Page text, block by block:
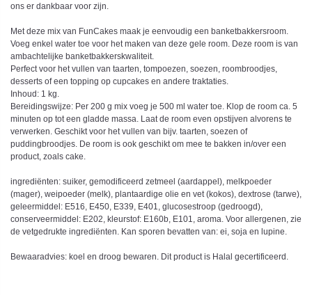
ons er dankbaar voor zijn.
Met deze mix van FunCakes maak je eenvoudig een banketbakkersroom.
Voeg enkel water toe voor het maken van deze gele room. Deze room is van
ambachtelijke banketbakkerskwaliteit.
Perfect voor het vullen van taarten, tompoezen, soezen, roombroodjes,
desserts of een topping op cupcakes en andere traktaties.
Inhoud: 1 kg.
Bereidingswijze: Per 200 g mix voeg je 500 ml water toe. Klop de room ca. 5
minuten op tot een gladde massa. Laat de room even opstijven alvorens te
verwerken. Geschikt voor het vullen van bijv. taarten, soezen of
puddingbroodjes. De room is ook geschikt om mee te bakken in/over een
product, zoals cake.
ingrediënten: suiker, gemodificeerd zetmeel (aardappel), melkpoeder
(mager), weipoeder (melk), plantaardige olie en vet (kokos), dextrose (tarwe),
geleermiddel: E516, E450, E339, E401, glucosestroop (gedroogd),
conserveermiddel: E202, kleurstof: E160b, E101, aroma. Voor allergenen, zie
de vetgedrukte ingrediënten. Kan sporen bevatten van: ei, soja en lupine.
Bewaaradvies: koel en droog bewaren. Dit product is Halal gecertificeerd.